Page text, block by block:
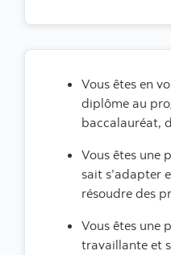
Vous êtes en
diplôme au
baccalauréat,
Vous êtes une
sait s’adapter
résoudre des
Vous êtes une
travaillante et